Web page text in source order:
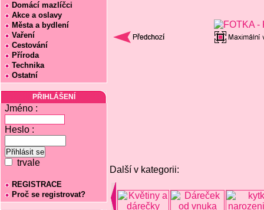
Domácí mazlíčci
Akce a oslavy
Města a bydlení
Vaření
Cestování
Příroda
Technika
Ostatní
PŘIHLÁŠENÍ
Jméno :
Heslo :
trvale
REGISTRACE
Proč se registrovat?
Další v kategorii: